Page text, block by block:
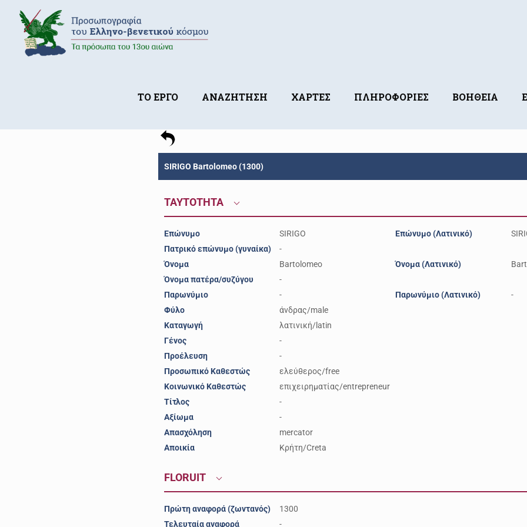
ΤΟ ΕΡΓΟ ΑΝΑΖΗΤΗΣΗ ΧΑΡΤΕΣ ΠΛΗΡΟΦΟΡΙΕΣ ΒΟΗΘΕΙΑ
SIRIGO Bartolomeo (1300)
ΤΑΥΤΟΤΗΤΑ
Επώνυμο
SIRIGO
Πατρικό επώνυμο (γυναίκα)
-
Όνομα
Bartolomeo
Όνομα πατέρα/συζύγου
-
Παρωνύμιο
-
Φύλο
άνδρας/male
Καταγωγή
λατινική/latin
Γένος
-
Προέλευση
-
Προσωπικό Καθεστώς
ελεύθερος/free
Κοινωνικό Καθεστώς
επιχειρηματίας/entrepreneur
Τίτλος
-
Αξίωμα
-
Απασχόληση
mercator
Αποικία
Κρήτη/Creta
Επώνυμο (Λατινικό)
Όνομα (Λατινικό)
Παρωνύμιο (Λατινικό) -
FLORUIT
Πρώτη αναφορά (ζωντανός)
1300
Τελευταία αναφορά
-